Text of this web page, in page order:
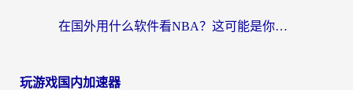
在国外用什么软件看NBA？这可能是你最需要的答案
玩游戏国内加速器